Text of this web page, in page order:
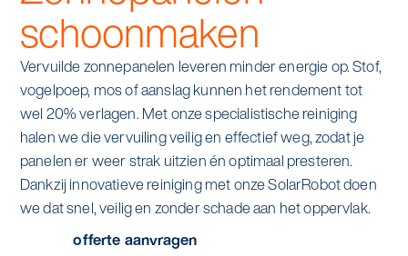
Suggesties
werken bij asito
one go - werk beter samen met one go
co2-uitstoot rapportage 2023
op weg naar volledig circulair in 2030 met
duurzame bedrijfskleding
Dagelijkse schoonmaak
Interieurreiniging
Vloerreiniging
Schoonmaak
Specialistische schoonmaak
Graffitireiniging
sectoren
In de buurt
Industrie
Mobiliteit
Onderwijs
wij zijn Asito
Wij zijn Asito
Ons verhaal
Asito impuls
schoonmaken
Vervuilde zonnepanelen leveren minder energie op. Stof,
vogelpoep, mos of aanslag kunnen het rendement tot
wel 20% verlagen. Met onze specialistische reiniging
halen we die vervuiling veilig en effectief weg, zodat je
panelen er weer strak uitzien én optimaal presteren.
Dankzij innovatieve reiniging met onze SolarRobot doen
we dat snel, veilig en zonder schade aan het oppervlak.
offerte aanvragen